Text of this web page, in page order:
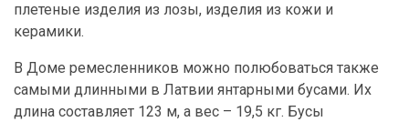
плетеные изделия из лозы, изделия из кожи и
керамики.
В Доме ремесленников можно полюбоваться также
самыми длинными в Латвии янтарными бусами. Их
длина составляет 123 м, а вес – 19,5 кг. Бусы